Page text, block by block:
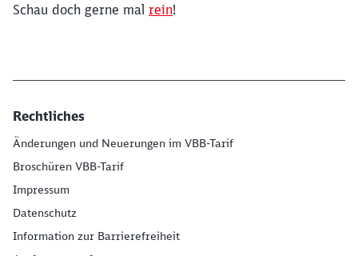
Schau doch gerne mal rein!
Rechtliches
Änderungen und Neuerungen im VBB-Tarif
Broschüren VBB-Tarif
Impressum
Datenschutz
Information zur Barrierefreiheit